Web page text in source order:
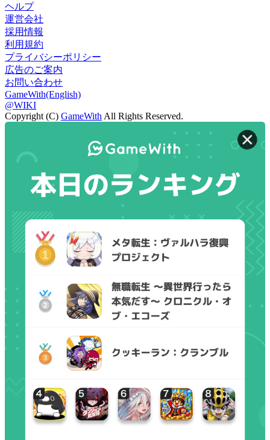
ヘルプ
運営会社
採用情報
利用規約
プライバシーポリシー
広告のご案内
お問い合わせ
GameWith(English)
@WIKI
Copyright (C) GameWith All Rights Reserved.